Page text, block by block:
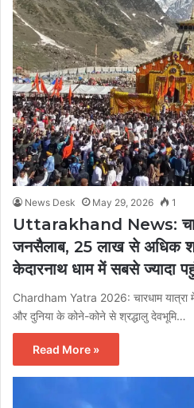
News Desk May 29, 2026 1
Uttarakhand News:
जनसैलाब, 25 लाख से अधिक
केदारनाथ धाम में सबसे ज्यादा
Chardham Yatra 2026: चारधाम
और दुनिया के कोने-कोने से श्रद्धालु देवभूमि…
Read More »